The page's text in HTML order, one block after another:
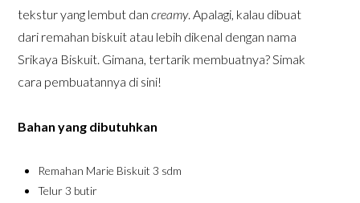
tekstur yang lembut dan creamy. Apalagi, kalau dibuat
dari remahan biskuit atau lebih dikenal dengan nama
Srikaya Biskuit. Gimana, tertarik membuatnya? Simak
cara pembuatannya di sini!
Bahan yang dibutuhkan
Remahan Marie Biskuit 3 sdm
Telur 3 butir